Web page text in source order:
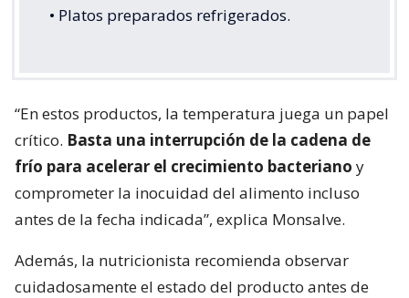
• Platos preparados refrigerados.
“En estos productos, la temperatura juega un papel
crítico. Basta una interrupción de la cadena de
frío para acelerar el crecimiento bacteriano y
comprometer la inocuidad del alimento incluso
antes de la fecha indicada”, explica Monsalve.
Además, la nutricionista recomienda observar
cuidadosamente el estado del producto antes de